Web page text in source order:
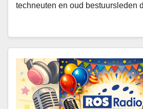
techneuten en oud bestuursleden